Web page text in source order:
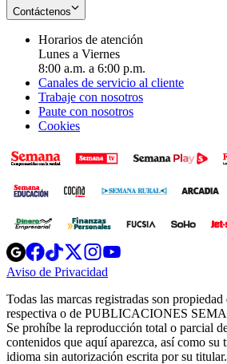
Contáctenos
Horarios de atención
Lunes a Viernes
8:00 a.m. a 6:00 p.m.
Canales de servicio al cliente
Trabaje con nosotros
Paute con nosotros
Cookies
Opens
in
new
Opens
in
new
Opens
in
new
window
Opens
new
windowwindow
Aviso de Privacidad
new
window
Todas las marcas registradas son
respectiva o de PUBLICACIONES
Se prohíbe la reproducción total o parcial
contenidos que aquí aparezca, así como su
idioma sin autorización escrita por su titular.